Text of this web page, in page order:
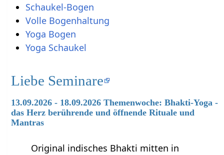
Schaukel-Bogen
Volle Bogenhaltung
Yoga Bogen
Yoga Schaukel
Liebe Seminare
13.09.2026 - 18.09.2026 Themenwoche: Bhakti-Yoga -
das Herz berührende und öffnende Rituale und
Mantras
Original indisches Bhakti mitten in